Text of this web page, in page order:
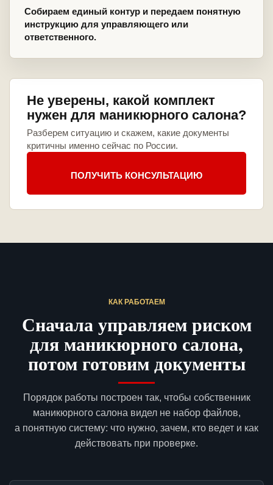
Собираем единый контур и передаем понятную
инструкцию для управляющего или
ответственного.
Не уверены, какой комплект
нужен для маникюрного салона?
Разберем ситуацию и скажем, какие документы
критичны именно сейчас по России.
ПОЛУЧИТЬ КОНСУЛЬТАЦИЮ
КАК РАБОТАЕМ
Сначала управляем риском
для маникюрного салона,
потом готовим документы
Порядок работы построен так, чтобы собственник
маникюрного салона видел не набор файлов,
а понятную систему: что нужно, зачем, кто ведет и как
действовать при проверке.